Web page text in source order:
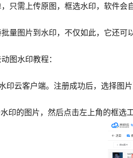
只需上传原图，框选水印，软件会
量图片到水印，不仅如此，它还可
图水印教程：
印云客户端。注册成功后，选择图
印的图片，然后点击左上角的框选